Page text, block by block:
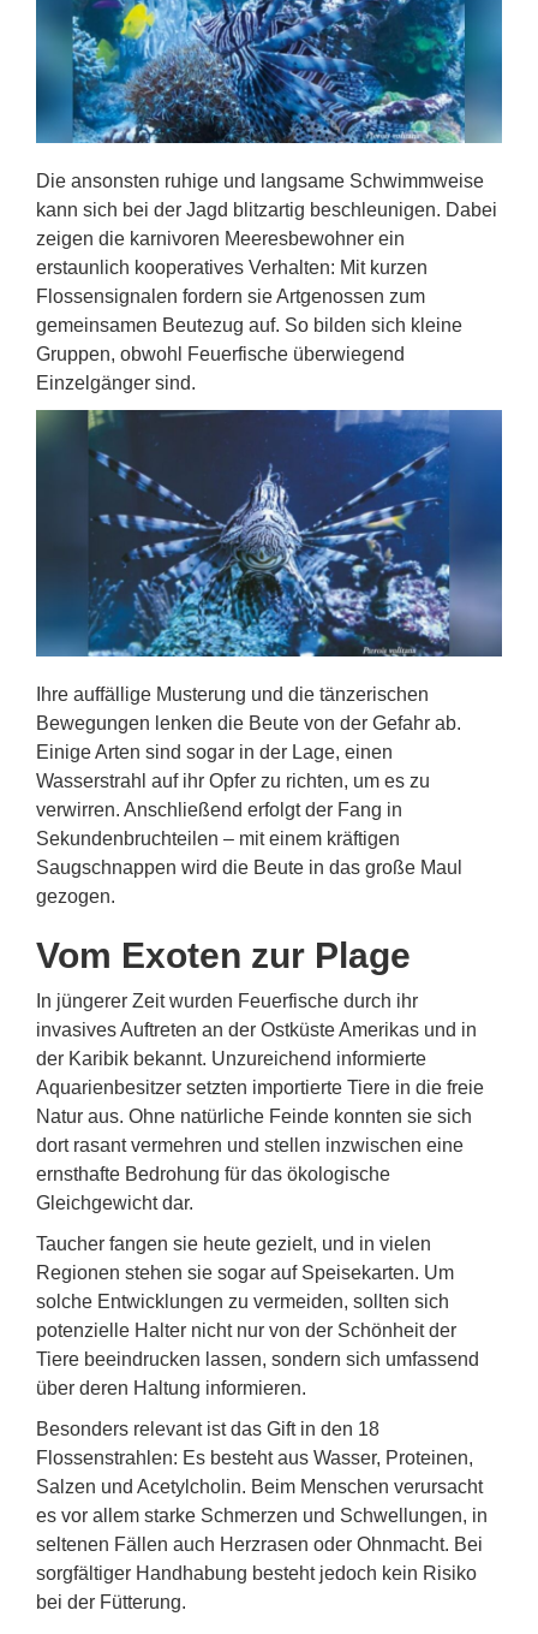
Die ansonsten ruhige und langsame Schwimmweise
kann sich bei der Jagd blitzartig beschleunigen. Dabei
zeigen die karnivoren Meeresbewohner ein
erstaunlich kooperatives Verhalten: Mit kurzen
Flossensignalen fordern sie Artgenossen zum
gemeinsamen Beutezug auf. So bilden sich kleine
Gruppen, obwohl Feuerfische überwiegend
Einzelgänger sind.
Ihre auffällige Musterung und die tänzerischen
Bewegungen lenken die Beute von der Gefahr ab.
Einige Arten sind sogar in der Lage, einen
Wasserstrahl auf ihr Opfer zu richten, um es zu
verwirren. Anschließend erfolgt der Fang in
Sekundenbruchteilen – mit einem kräftigen
Saugschnappen wird die Beute in das große Maul
gezogen.
Vom Exoten zur Plage
In jüngerer Zeit wurden Feuerfische durch ihr
invasives Auftreten an der Ostküste Amerikas und in
der Karibik bekannt. Unzureichend informierte
Aquarienbesitzer setzten importierte Tiere in die freie
Natur aus. Ohne natürliche Feinde konnten sie sich
dort rasant vermehren und stellen inzwischen eine
ernsthafte Bedrohung für das ökologische
Gleichgewicht dar.
Taucher fangen sie heute gezielt, und in vielen
Regionen stehen sie sogar auf Speisekarten. Um
solche Entwicklungen zu vermeiden, sollten sich
potenzielle Halter nicht nur von der Schönheit der
Tiere beeindrucken lassen, sondern sich umfassend
über deren Haltung informieren.
Besonders relevant ist das Gift in den 18
Flossenstrahlen: Es besteht aus Wasser, Proteinen,
Salzen und Acetylcholin. Beim Menschen verursacht
es vor allem starke Schmerzen und Schwellungen, in
seltenen Fällen auch Herzrasen oder Ohnmacht. Bei
sorgfältiger Handhabung besteht jedoch kein Risiko
bei der Fütterung.